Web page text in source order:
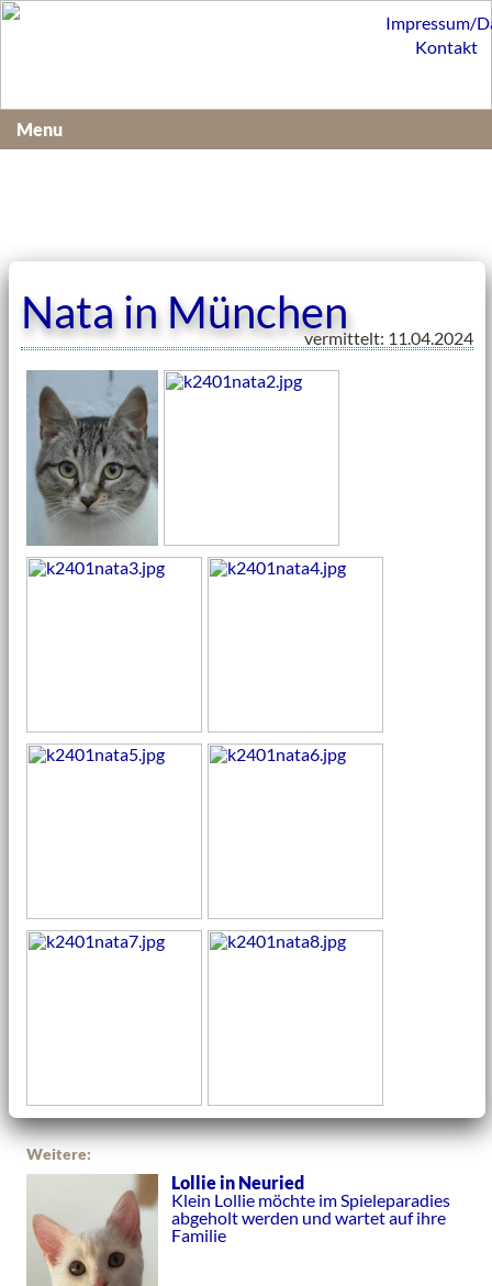
Nata in Münchenvermittelt: 11.04.2024
Weitere:
Lollie in Neuried
Klein Lollie möchte im Spieleparadies
abgeholt werden und wartet auf ihre
Familie
Impressum/
Kontakt
Menu